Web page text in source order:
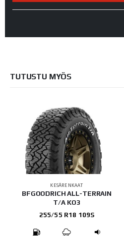
TUTUSTU MYÖS
KESÄRENKAAT
BFGOODRICH ALL-TERRAIN
T/A KO3
255/55 R18 109S